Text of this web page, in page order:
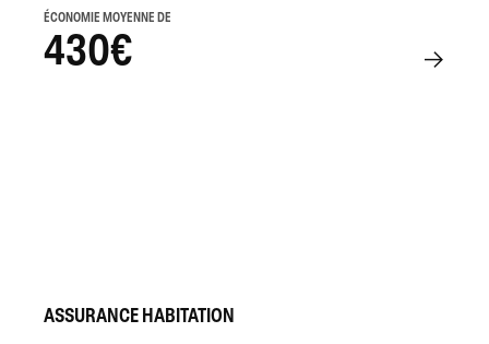
ÉCONOMIE MOYENNE DE
430€
ASSURANCE HABITATION